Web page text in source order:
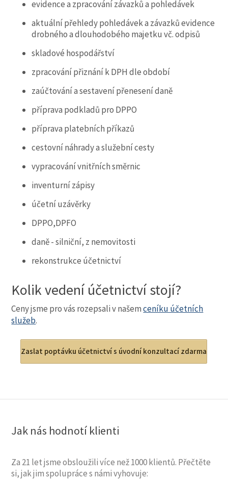
evidence a zpracování závazků a pohledávek
aktuální přehledy pohledávek a závazků evidence
drobného a dlouhodobého majetku vč. odpisů
skladové hospodářství
zpracování přiznání k DPH dle období
zaúčtování a sestavení přenesení daně
příprava podkladů pro DPPO
příprava platebních příkazů
cestovní náhrady a služební cesty
vypracování vnitřních směrnic
inventurní zápisy
účetní uzávěrky
DPPO,DPFO
daně - silniční, z nemovitosti
rekonstrukce účetnictví
Kolik vedení účetnictví stojí?
Ceny jsme pro vás rozepsali v našemceníku účetních
služeb.
Zaslat poptávku účetnictví s úvodní konzultací zdarma
Jak nás hodnotí klienti
Za 21 let jsme obsloužili více než 1000 klientů. Přečtěte
si, jak jim spolupráce s námi vyhovuje: